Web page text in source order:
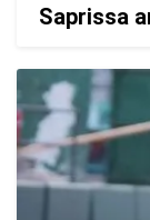
Saprissa